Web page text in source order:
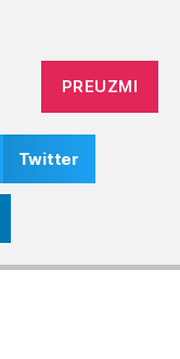
PREUZMI
Twitter